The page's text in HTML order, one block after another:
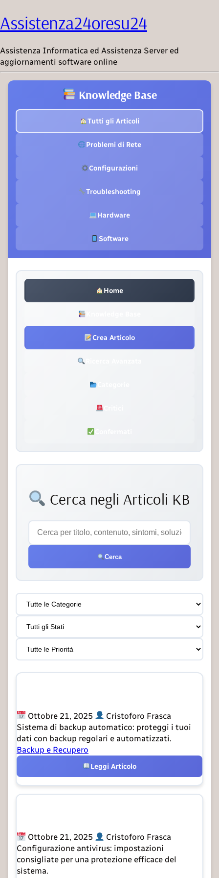
Assistenza24oresu24
Assistenza Informatica ed Assistenza Server ed
aggiornamenti software online
Knowledge Base
Tutti gli Articoli
Problemi di Rete
Configurazioni
Troubleshooting
Hardware
Software
Home
Crea Articolo
Cerca negli Articoli KB
Cerca
Ottobre 21, 2025
Cristoforo Frasca
Sistema di backup automatico: proteggi i tuoi
dati con backup regolari e automatizzati.
Backup e Recupero
Leggi Articolo
Ottobre 21, 2025
Cristoforo Frasca
Configurazione antivirus: impostazioni
consigliate per una protezione efficace del
sistema.